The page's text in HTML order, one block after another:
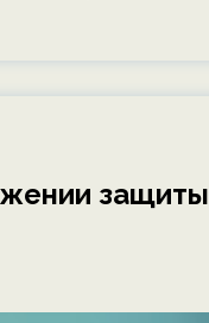
защиты